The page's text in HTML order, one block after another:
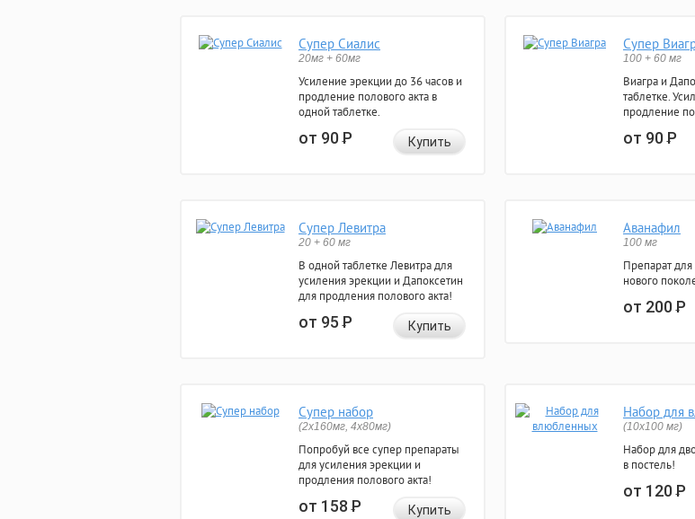
Супер Сиалис
20мг + 60мг
Усиление эрекции до 36 часов и
продление полового акта в
одной таблетке.
от 90Р Купить
Супер
100 + 60 мг
Виагра и
таблетке.
продление
от 90Р
Супер Левитра
20 + 60 мг
В одной таблетке Левитра для
усиления эрекции и Дапоксетин
для продления полового акта!
от 95Р Купить
Аванафил
100 мг
Препарат
нового
от 200Р
Супер набор
(2х160мг, 4х80мг)
Попробуй все супер препараты
для усиления эрекции и
продления полового акта!
от 158Р Купить
Набор для
(10х100 мг)
Набор для
в постель!
от 120Р